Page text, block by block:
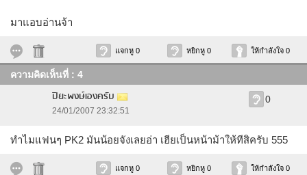
มาแอบอ่านจ้า
แจกหู 0 หยิกหู 0 ให้กำลังใจ 0
ความคิดเห็นที่ : 4
ปิยะพงษ์เองครับ
24/01/2007 23:32:51
0
ทำไมแฟนๆ PK2 มันน้อยจังเลยอ่า เฮียเป็นหน้าม้าให้ทีสิครับ 555
แจกหู 0 หยิกหู 0 ให้กำลังใจ 0